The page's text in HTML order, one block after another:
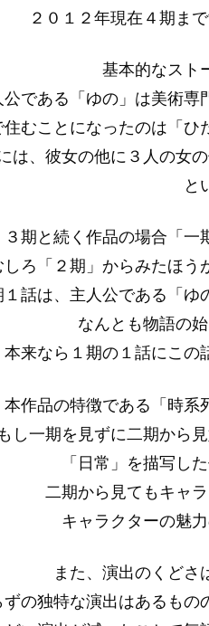
２０１２年現在４期ま
基本的なスト
公である「ゆの」は美術専
むことになったのは「
は、彼女の他に３人の女
と
期と続く作品の場合「
ろ「２期」からみたほ
１話は、主人公である「
なんとも物語の
本来なら１期の１話にこの
本作品の特徴である「時系
もし一期を見ずに二期から
「日常」を描写し
二期から見てもキャ
キャラクターの魅
また、演出のくどさ
ずの独特な演出はあるも